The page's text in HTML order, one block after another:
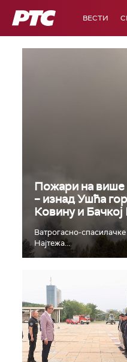
РТС ВЕСТИ
Пожари на више
– изнад Ушћа
Ковину и
Ватрогасно-
Најтежа...